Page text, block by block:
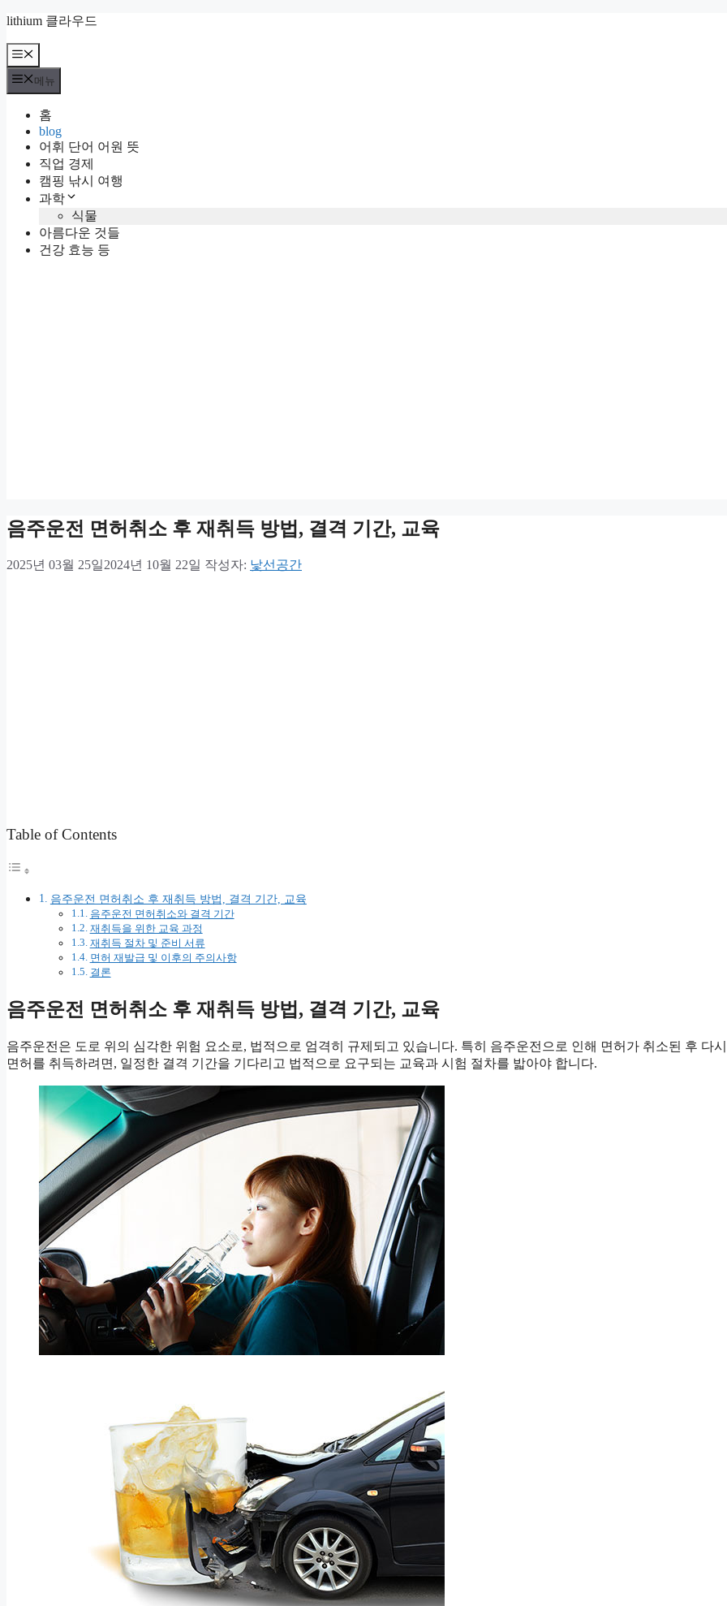
컨
츠
로
lithium 클라우드
메
뉴
메뉴
홈
blog
어휘 단어 어원 뜻
직업 경제
캠핑 낚시 여행
과학
식물
아름다운 것들
건강 효능 등
음주운전 면허취소 후 재취득 방법, 결격 기간, 교육
2025년 03월 25일2024년 10월 22일 작성자: 낯선공간
Table of Contents
음주운전 면허취소 후 재취득 방법, 결격 기간, 교육
음주운전 면허취소와 결격 기간
재취득을 위한 교육 과정
재취득 절차 및 준비 서류
면허 재발급 및 이후의 주의사항
결론
음주운전 면허취소 후 재취득 방법, 결격 기간, 교육
음주운전은 도로 위의 심각한 위험 요소로, 법적으로 엄격히 규제되고 있습니다. 특히 음주운전으로 인해 면허가 취소된 후 다
면허를 취득하려면, 일정한 결격 기간을 기다리고 법적으로 요구되는 교육과 시험 절차를 밟아야 합니다.